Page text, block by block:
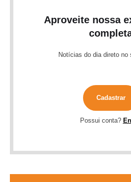
Aproveite nossa
Notícias do dia direto no
Cadastrar
Possui conta?